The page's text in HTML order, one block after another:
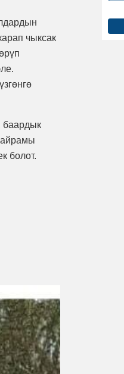
чыксак
баардык
болот.